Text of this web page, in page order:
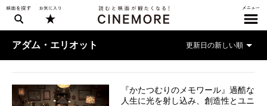
アダム・エリオット
『かたつむりのメモワール』過酷な
人生に光を射し込み、創造性とユニ